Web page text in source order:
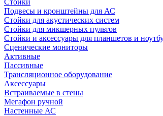
Стойки
Подвесы и кронштейны для АС
Стойки для акустических систем
Стойки для микшерных пультов
Стойки и аксессуары для планшетов и
Сценические мониторы
Активные
Пассивные
Трансляционное оборудование
Аксессуары
Встраиваемые в стены
Мегафон ручной
Настенные АС